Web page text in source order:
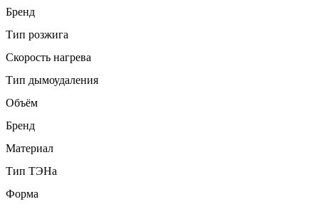
Бренд
Тип розжига
Скорость нагрева
Тип дымоудаления
Объём
Бренд
Материал
Тип ТЭНа
Форма